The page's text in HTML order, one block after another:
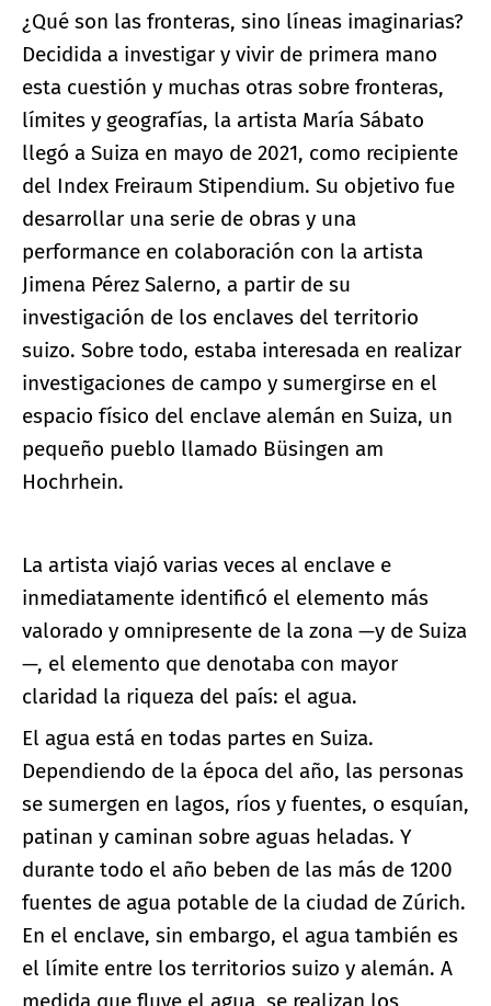
¿Qué son las fronteras, sino líneas imaginarias?
Decidida a investigar y vivir de primera mano
esta cuestión y muchas otras sobre fronteras,
límites y geografías, la artista María Sábato
llegó a Suiza en mayo de 2021, como recipiente
del Index Freiraum Stipendium. Su objetivo fue
desarrollar una serie de obras y una
performance en colaboración con la artista
Jimena Pérez Salerno, a partir de su
investigación de los enclaves del territorio
suizo. Sobre todo, estaba interesada en realizar
investigaciones de campo y sumergirse en el
espacio físico del enclave alemán en Suiza, un
pequeño pueblo llamado Büsingen am
Hochrhein.
La artista viajó varias veces al enclave e
inmediatamente identificó el elemento más
valorado y omnipresente de la zona —y de Suiza
—, el elemento que denotaba con mayor
claridad la riqueza del país: el agua.
El agua está en todas partes en Suiza.
Dependiendo de la época del año, las personas
se sumergen en lagos, ríos y fuentes, o esquían,
patinan y caminan sobre aguas heladas. Y
durante todo el año beben de las más de 1200
fuentes de agua potable de la ciudad de Zúrich.
En el enclave, sin embargo, el agua también es
el límite entre los territorios suizo y alemán. A